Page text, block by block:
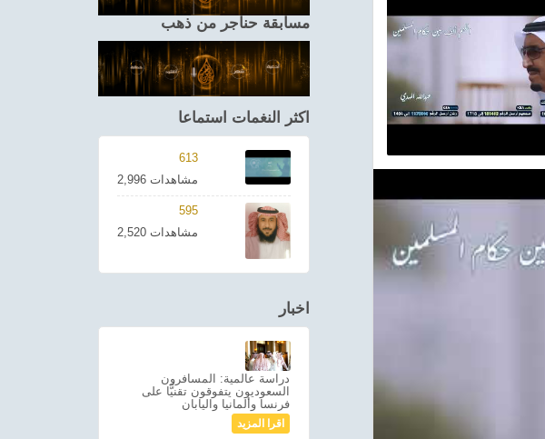
مسابقة حناجر من ذهب
اكثر النغمات استماعا
613
2,996 مشاهدات
595
2,520 مشاهدات
اخبار
دراسة عالمية: المسافرون
السعوديون يتفوقون تقنيًّا على
فرنسا وألمانيا واليابان
اقرا المزيد